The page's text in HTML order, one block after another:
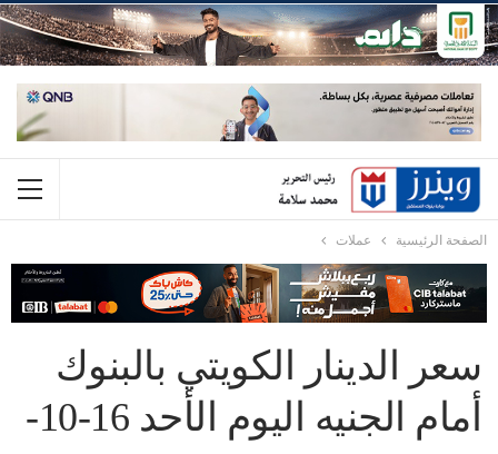
الصفحة الرئيسية عملات
سعر الدينار الكويتي بالبنوك
أمام الجنيه اليوم الأحد 16-10-